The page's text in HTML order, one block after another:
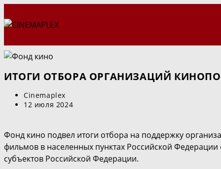
к
ИТОГИ ОТБОРА ОРГАНИЗАЦИЙ
Автор
записи:
Cinemaplex
Запись
12 июля 2024
Фонд кино подвел итоги отбора на поддержку
фильмов в населенных пунктах Российской
субъектов Российской Федерации.